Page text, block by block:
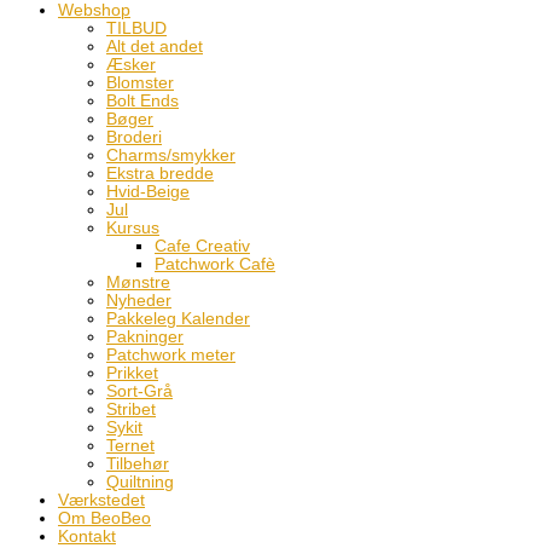
Webshop
TILBUD
Alt det andet
Æsker
Blomster
Bolt Ends
Bøger
Broderi
Charms/smykker
Ekstra bredde
Hvid-Beige
Jul
Kursus
Cafe Creativ
Patchwork Cafè
Mønstre
Nyheder
Pakkeleg Kalender
Pakninger
Patchwork meter
Prikket
Sort-Grå
Stribet
Sykit
Ternet
Tilbehør
Quiltning
Værkstedet
Om BeoBeo
Kontakt